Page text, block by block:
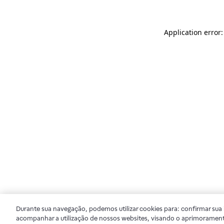
Application
Durante sua navegação, podemos utilizar cookies para: confirmar
acompanhar a utilização de nossos websites, visando o